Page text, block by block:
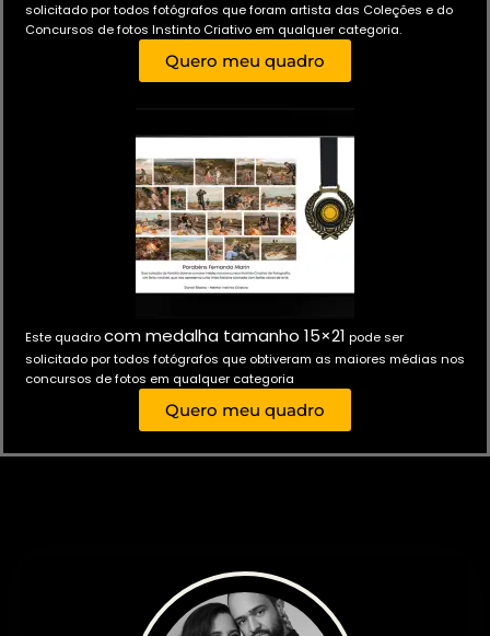
solicitado por todos fotógrafos que foram artista das Coleções e do
Concursos de fotos Instinto Criativo em qualquer categoria.
Quero meu quadro
Este quadrocom medalha tamanho 15×21 pode ser
solicitado por todos fotógrafos que obtiveram as maiores médias nos
concursos de fotos em qualquer categoria
Quero meu quadro